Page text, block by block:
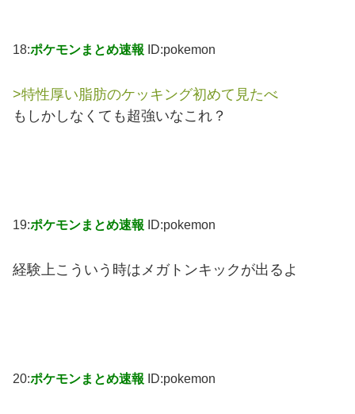
18:ポケモンまとめ速報 ID:pokemon
>特性厚い脂肪のケッキング初めて見たべ
もしかしなくても超強いなこれ？
19:ポケモンまとめ速報 ID:pokemon
経験上こういう時はメガトンキックが出るよ
20:ポケモンまとめ速報 ID:pokemon